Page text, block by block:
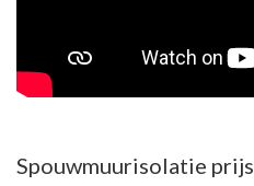
Spouwmuurisolatie prijs